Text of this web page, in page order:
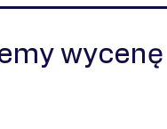
wycenę